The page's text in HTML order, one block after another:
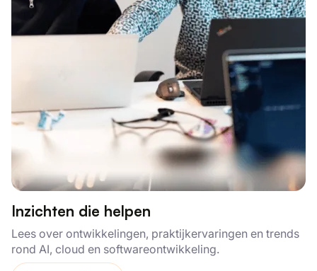
Inzichten die helpen
Lees over ontwikkelingen, praktijkervaringen en trends
rond AI, cloud en softwareontwikkeling.